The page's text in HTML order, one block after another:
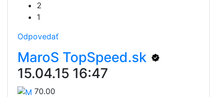
2
1
Odpovedať
MaroS TopSpeed.sk
15.04.15 16:47
70.00